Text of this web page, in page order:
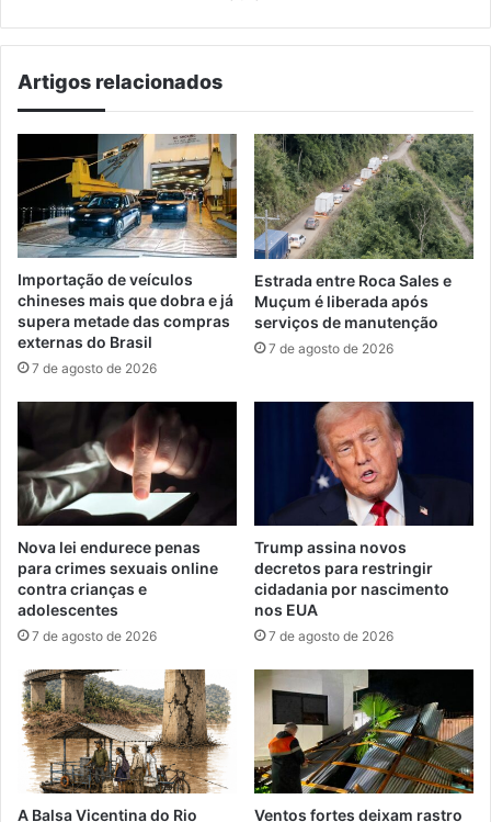
aula
Artigos relacionados
Importação de veículos
chineses mais que dobra e já
supera metade das compras
externas do Brasil
7 de agosto de 2026
Estrada entre Roca Sales e
Muçum é liberada após
serviços de manutenção
7 de agosto de 2026
Nova lei endurece penas
para crimes sexuais online
contra crianças e
adolescentes
7 de agosto de 2026
Trump assina novos
decretos para restringir
cidadania por nascimento
nos EUA
7 de agosto de 2026
A Balsa Vicentina do Rio
Ventos fortes deixam rastro